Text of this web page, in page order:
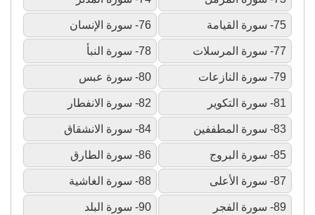
75- سورة القيامة 76- سورة الإنسان
77- سورة المرسلات 78- سورة النبأ
79- سورة النازعات 80- سورة عبس
81- سورة التكوير 82- سورة الانفطار
83- سورة المطففين 84- سورة الانشقاق
85- سورة البروج 86- سورة الطارق
87- سورة الأعلى 88- سورة الغاشية
89- سورة الفجر 90- سورة البلد